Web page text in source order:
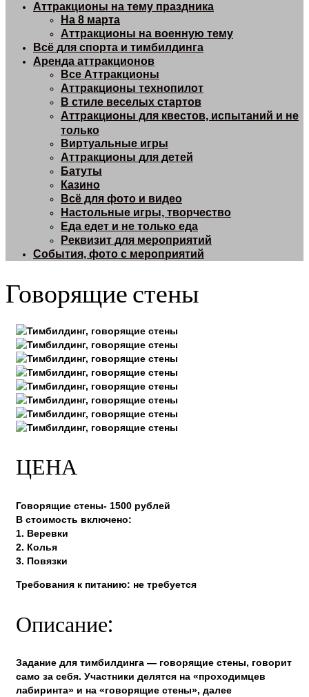
Аттракционы на тему праздника
На 8 марта
Аттракционы на военную тему
Всё для спорта и тимбилдинга
Аренда аттракционов
Все Аттракционы
Аттракционы технопилот
В стиле веселых стартов
Аттракционы для квестов, испытаний и не
только
Виртуальные игры
Аттракционы для детей
Батуты
Казино
Всё для фото и видео
Настольные игры, творчество
Еда едет и не только еда
Реквизит для мероприятий
События, фото с мероприятий
Говорящие стены
ЦЕНА
Говорящие стены- 1500 рублей
В стоимость включено:
1. Веревки
2. Колья
3. Повязки
Требования к питанию: не требуется
Описание:
Задание для тимбилдинга — говорящие стены, говорит
само за себя. Участники делятся на «проходимцев
лабиринта» и на «говорящие стены», далее